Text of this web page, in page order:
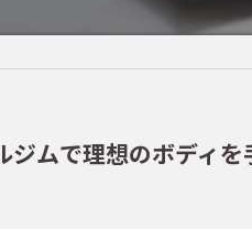
ジムで理想のボディ